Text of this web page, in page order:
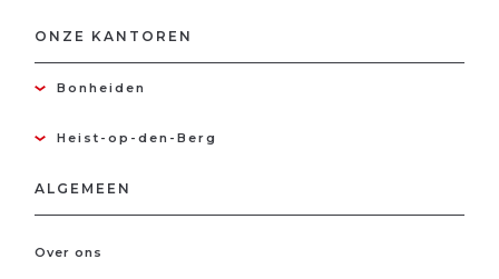
ONZE KANTOREN
Bonheiden
Heist-op-den-Berg
ALGEMEEN
Over ons